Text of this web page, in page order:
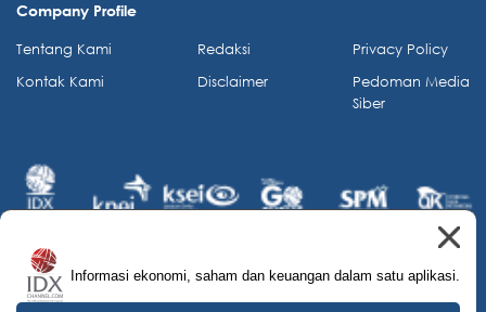
Informasi ekonomi, saham dan keuangan dalam satu aplikasi.
Company Profile
Tentang Kami
Kontak Kami
Redaksi
Disclaimer
Privacy Policy
Pedoman Media
Siber
© 2026 IDX Channel. All Rights Reserved.